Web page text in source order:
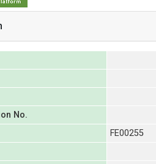
No.
FE00255